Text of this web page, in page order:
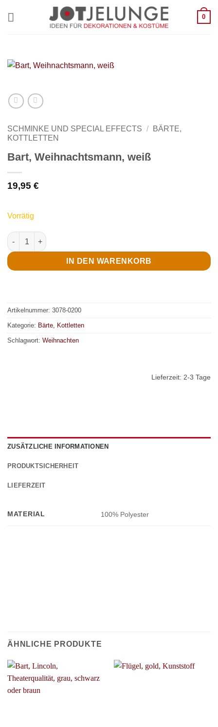
0
SCHMINKE UND SPECIAL EFFECTS /
BÄRTE,
KOTTLETTEN
Bart, Weihnachtsmann, weiß
19,95 €
Vorrätig
Bart, Weihnachtsmann, weiß Menge
IN DEN WARENKORB
Artikelnummer: 3078-0200
Kategorie: Bärte, Kottletten
Schlagwort: Weihnachten
Lieferzeit: 2-3 Tage
ZUSÄTZLICHE INFORMATIONEN
PRODUKTSICHERHEIT
LIEFERZEIT
MATERIAL 100% Polyester
ÄHNLICHE PRODUKTE